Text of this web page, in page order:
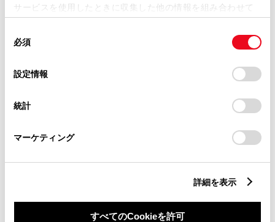
サービスを使用したときに収集した他の情報を組み合わせて
使用することがあります。当ウェブサイトの使用を続行する
デバイスにすべてのCookie(クッキー)が保存されることに同
意したことになります。Cookie(クッキー)のオプトアウト、
設定の変更、同意を撤回したりするにあたっては、当社の
「Cookie（クッキー）情報の取り扱いについて
」をご覧くだ
必須
設定情報
統計
マーケティング
詳細を表示
すべてのCookieを許可
市区町村名